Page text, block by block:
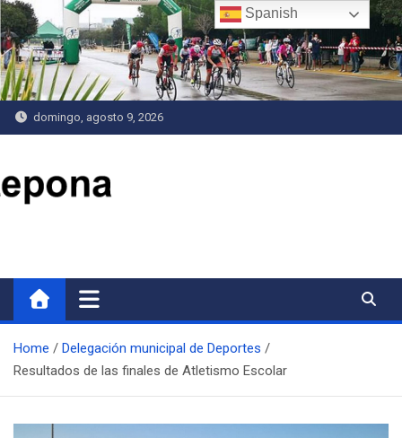
Saltar
al
contenido
domingo, agosto 9, 2026
Home
Delegación municipal de Deportes
Resultados de las finales de Atletismo Escolar
Spanish